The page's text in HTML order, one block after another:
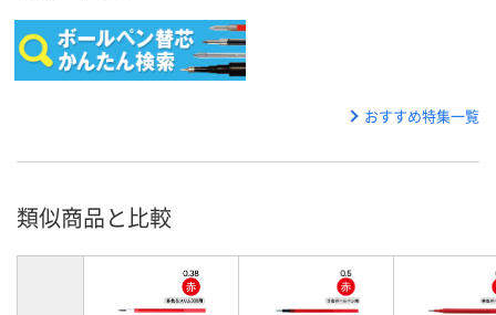
おすすめ特集一覧
類似商品と比較